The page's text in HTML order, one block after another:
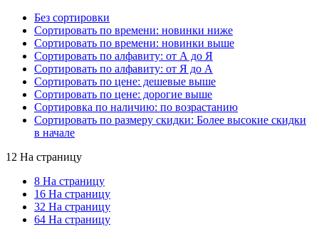
Без сортировки
Сортировать по времени: новинки ниже
Сортировать по времени: новинки выше
Сортировать по алфавиту: от А до Я
Сортировать по алфавиту: от Я до А
Сортировать по цене: дешевые выше
Сортировать по цене: дорогие выше
Сортировка по наличию: по возрастанию
Сортировать по размеру скидки: Более высокие скидки
в начале
12 На страницу
8 На страницу
16 На страницу
32 На страницу
64 На страницу